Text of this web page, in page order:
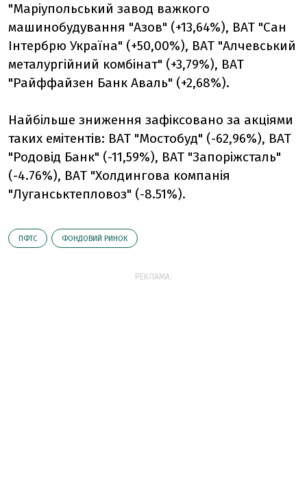
"Маріупольський завод важкого
машинобудування "Азов" (+13,64%), ВАТ "Сан
Інтербрю Україна" (+50,00%), ВАТ "Алчевський
металургійний комбінат" (+3,79%), ВАТ
"Райффайзен Банк Аваль" (+2,68%).
Найбільше зниження зафіксовано за акціями
таких емітентів: ВАТ "Мостобуд" (-62,96%), ВАТ
"Родовід Банк" (-11,59%), ВАТ "Запоріжсталь"
(-4.76%), ВАТ "Холдингова компанія
"Луганськтепловоз" (-8.51%).
ПФТС ФОНДОВИЙ РИНОК
РЕКЛАМА: